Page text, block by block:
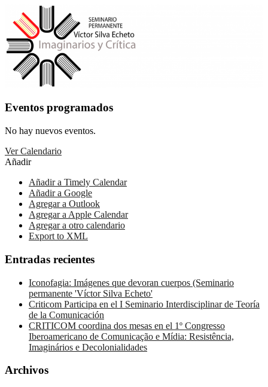
Eventos programados
No hay nuevos eventos.
Ver Calendario
Añadir
Añadir a Timely Calendar
Añadir a Google
Agregar a Outlook
Agregar a Apple Calendar
Agregar a otro calendario
Export to XML
Entradas recientes
Iconofagia: Imágenes que devoran cuerpos (Seminario
permanente 'Víctor Silva Echeto'
Criticom Participa en el I Seminario Interdisciplinar de Teoría
de la Comunicación
CRITICOM coordina dos mesas en el 1º Congresso
Iberoamericano de Comunicação e Mídia: Resistência,
Imaginários e Decolonialidades
Archivos